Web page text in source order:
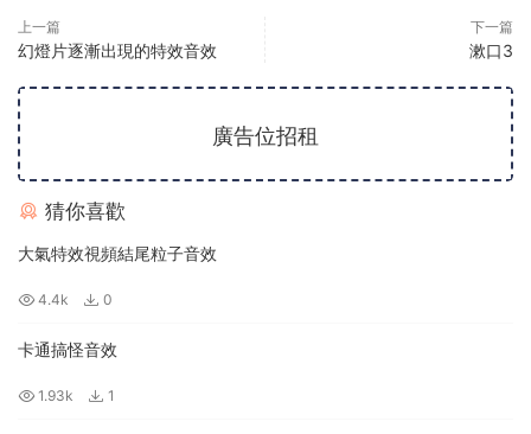
上一篇
幻燈片逐漸出現的特效音效
下一篇
漱口3
廣告位招租
猜你喜歡
大氣特效視頻結尾粒子音效
4.4k 0
卡通搞怪音效
1.93k 1